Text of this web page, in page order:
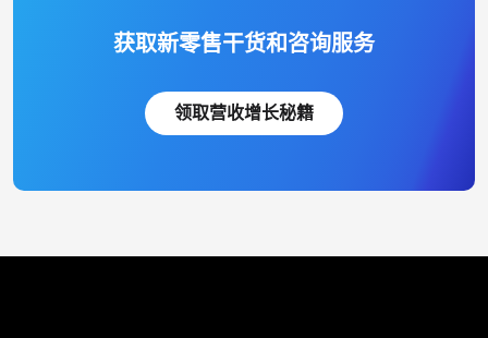
获取新零售干货和咨询服务
领取营收增长秘籍